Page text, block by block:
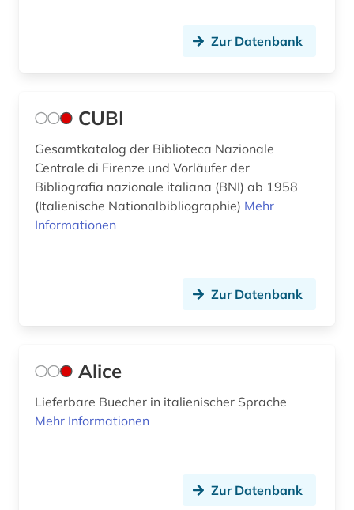
Zur Datenbank
CUBI
Gesamtkatalog der Biblioteca Nazionale
Centrale di Firenze und Vorläufer der
Bibliografia nazionale italiana (BNI) ab 1958
(Italienische Nationalbibliographie) Mehr
Informationen
Zur Datenbank
Alice
Lieferbare Buecher in italienischer Sprache
Mehr Informationen
Zur Datenbank